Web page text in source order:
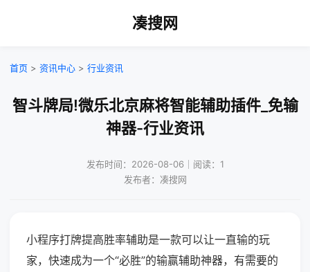
凑搜网
首页 > 资讯中心 > 行业资讯
智斗牌局!微乐北京麻将智能辅助插件_免输
神器-行业资讯
发布时间：2026-08-06｜阅读：1
发布者：凑搜网
小程序打牌提高胜率辅助是一款可以让一直输的玩
家，快速成为一个“必胜”的输赢辅助神器，有需要的